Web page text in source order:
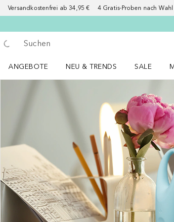
Versandkostenfrei ab 34,95 € 4 Gratis-Proben nach Wahl
Gehe zurück
Suche ausführen
ANGEBOTE
NEU & TRENDS
SALE